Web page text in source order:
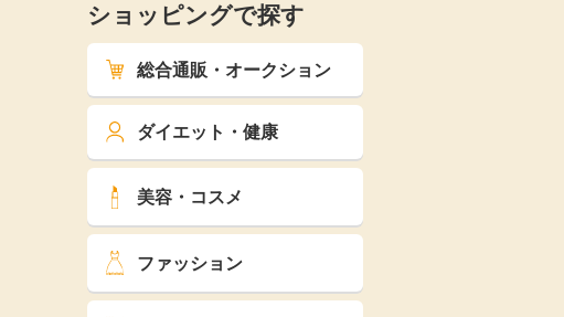
ショッピングで探す
総合通販・オークション
ダイエット・健康
美容・コスメ
ファッション